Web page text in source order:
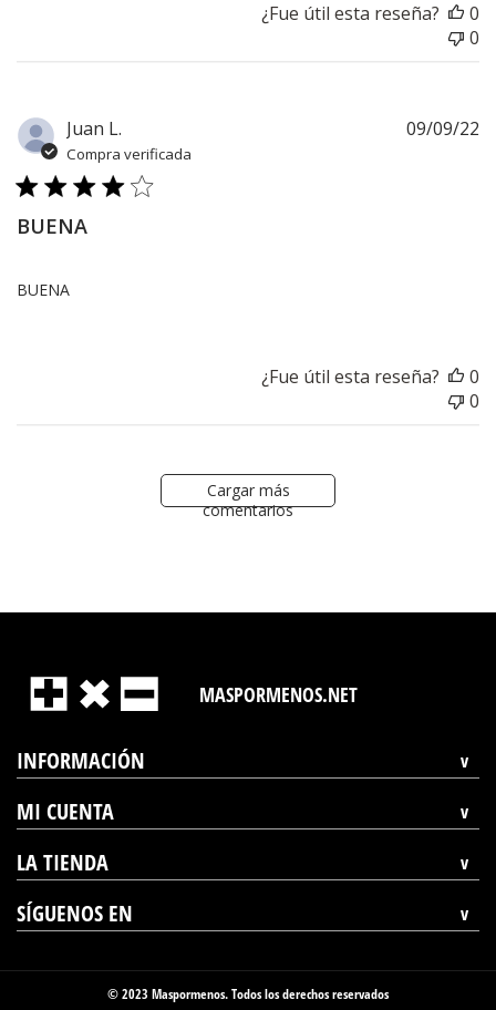
¿Fue útil esta reseña?
0
0
Juan L.
Compra verificada
BUENA
BUENA
09/09/22
¿Fue útil esta reseña?
0
0
Cargar más
comentarios
MASPORMENOS.NET
INFORMACIÓN
MI CUENTA
LA TIENDA
SÍGUENOS EN
© 2023 Maspormenos. Todos los derechos reservados